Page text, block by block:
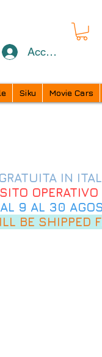
Accedi
Siku Movie Cars
BE SHIPPED